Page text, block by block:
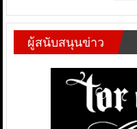
ผู้สนับสนุนข่าว